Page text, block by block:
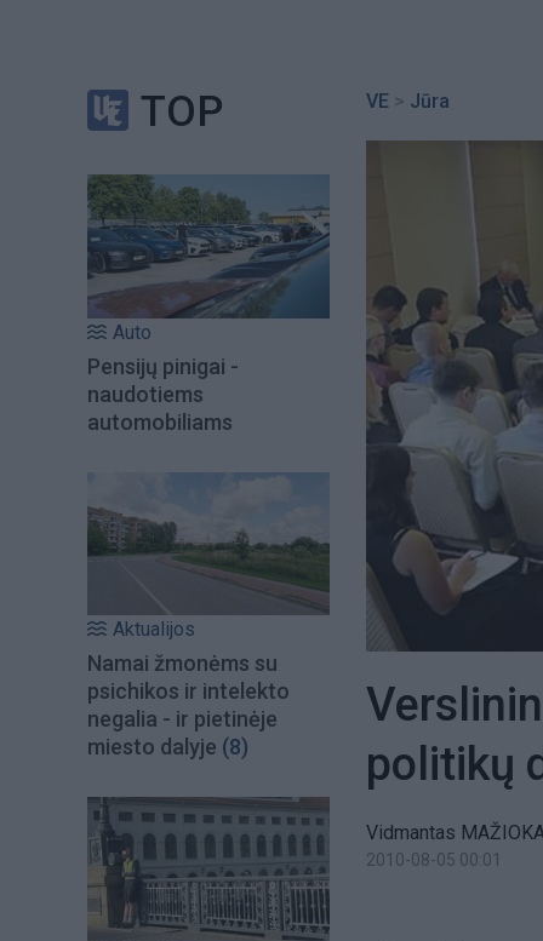
TOP
Auto
Pensijų pinigai -
naudotiems
automobiliams
Aktualijos
Namai žmonėms su
psichikos ir intelekto
negalia - ir pietinėje
miesto dalyje (8)
VE > Jūra
politikų
Vidmantas
2010-08-05 00:01